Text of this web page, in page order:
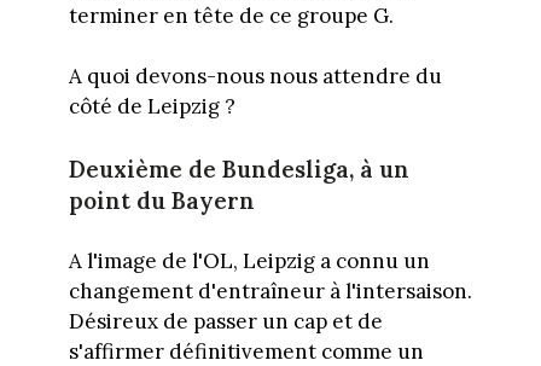
terminer en tête de ce groupe G.
A quoi devons-nous nous attendre du
côté de Leipzig ?
Deuxième de Bundesliga, à un
point du Bayern
A l'image de l'OL, Leipzig a connu un
changement d'entraîneur à l'intersaison.
Désireux de passer un cap et de
s'affirmer définitivement comme un